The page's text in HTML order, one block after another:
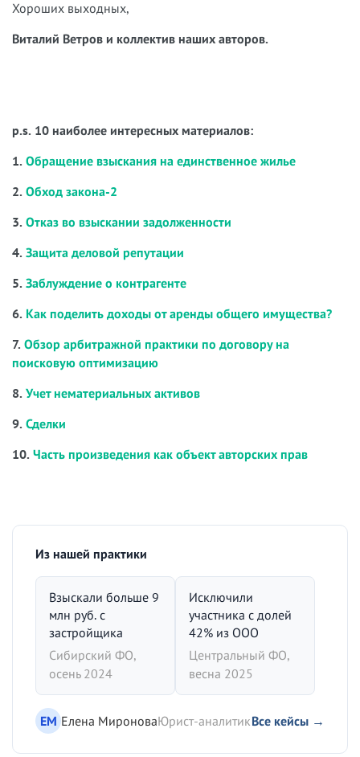
Хороших выходных,
Виталий Ветров и коллектив наших авторов.
p.s. 10 наиболее интересных материалов:
1. Обращение взыскания на единственное жилье
2. Обход закона-2
3. Отказ во взыскании задолженности
4. Защита деловой репутации
5. Заблуждение о контрагенте
6. Как поделить доходы от аренды общего имущества?
7. Обзор арбитражной практики по договору на
поисковую оптимизацию
8. Учет нематериальных активов
9. Сделки
10. Часть произведения как объект авторских прав
Из нашей практики
Взыскали больше 9
млн руб. с
застройщика
Сибирский ФО,
осень 2024
Исключили
участника с долей
42% из ООО
Центральный ФО,
весна 2025
ЕМ Елена МироноваЮрист-аналитикВсе кейсы →